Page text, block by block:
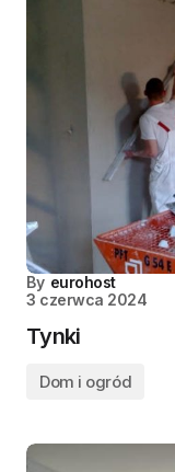
By eurohost
3 czerwca 2024
Tynki
Dom i ogród